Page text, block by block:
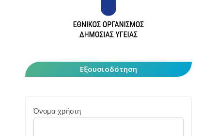
Εξουσιοδότηση
Όνομα χρήστη